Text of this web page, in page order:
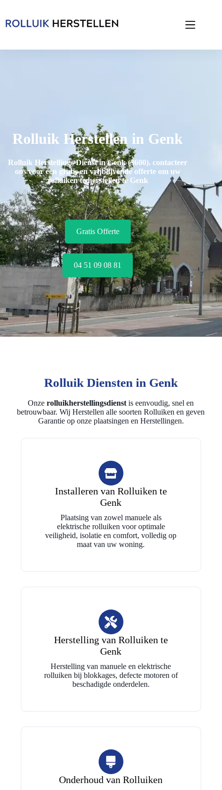
Rolluik Herstellen in Genk
Rolluik Herstellings Dienst in Genk (3600). contacteer
ons voor een gratis en vrijblijvende offerte om uw
rolluiken te herstellen te Genk
Gratis Offerte
04 51 09 08 81
Rolluik Diensten in Genk
Onzerolluikherstellingsdienst is eenvoudig, snel en
betrouwbaar. Wij Herstellen alle soorten Rolluiken en geven
Garantie op onze plaatsingen en Herstellingen.
Installeren van Rolluiken te
Genk
Plaatsing van zowel manuele als
elektrische rolluiken voor optimale
veiligheid, isolatie en comfort, volledig op
maat van uw woning.
Herstelling van Rolluiken te
Genk
Herstelling van manuele en elektrische
rolluiken bij blokkages, defecte motoren of
beschadigde onderdelen.
Onderhoud van Rolluiken